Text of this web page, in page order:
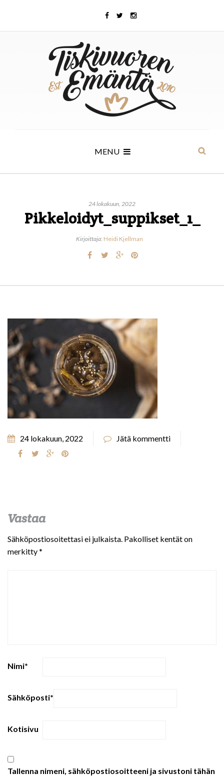
MENU
24 lokakuun, 2022
Pikkeloidyt_suppikset_1_
Kirjoittaja: Heidi Kjellman
24 lokakuun, 2022 Jätä kommentti
Vastaa
Sähköpostiosoitettasi ei julkaista. Pakolliset kentät on
merkitty*
Nimi*
Sähköposti*
Kotisivu
Tallenna nimeni, sähköpostiosoitteeni ja sivustoni tähän